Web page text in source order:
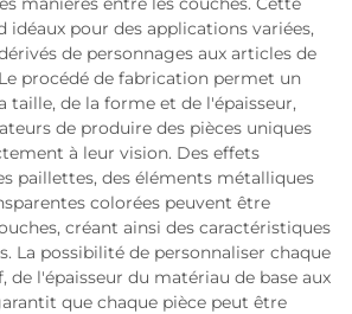
idéaux pour des applications variées,
de personnages aux articles de
procédé de fabrication permet un
taille, de la forme et de l'épaisseur,
de produire des pièces uniques
à leur vision. Des effets
paillettes, des éléments métalliques
colorées peuvent être
créant ainsi des caractéristiques
La possibilité de personnaliser chaque
de l'épaisseur du matériau de base aux
que chaque pièce peut être